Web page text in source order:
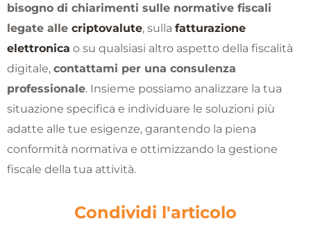
bisogno di chiarimenti sulle normative fiscali
legate alle criptovalute, sulla fatturazione
elettronica o su qualsiasi altro aspetto della fiscalità
digitale, contattami per una consulenza
professionale. Insieme possiamo analizzare la tua
situazione specifica e individuare le soluzioni più
adatte alle tue esigenze, garantendo la piena
conformità normativa e ottimizzando la gestione
fiscale della tua attività.
Condividi l'articolo